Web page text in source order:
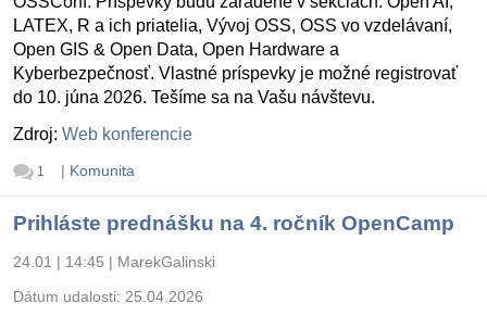
LATEX, R a ich priatelia, Vývoj OSS, OSS vo vzdelávaní,
Open GIS & Open Data, Open Hardware a
Kyberbezpečnosť. Vlastné príspevky je možné registrovať
do 10. júna 2026. Tešíme sa na Vašu návštevu.
Zdroj: Web konferencie
1 | Komunita
Prihláste prednášku na 4. ročník OpenCamp
24.01 | 14:45 | MarekGalinski
Dátum udalosti: 25.04.2026